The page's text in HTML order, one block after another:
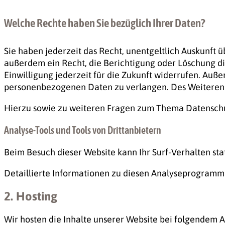
Welche Rechte haben Sie bezüglich Ihrer Daten?
Sie haben jederzeit das Recht, unentgeltlich Auskunft
außerdem ein Recht, die Berichtigung oder Löschung
Einwilligung jederzeit für die Zukunft widerrufen.
personenbezogenen Daten zu verlangen. Des
Hierzu sowie zu weiteren Fragen zum Thema
Analyse-Tools und Tools von Dritt­anbietern
Beim Besuch dieser Website kann Ihr Surf-Verhalten
Detaillierte Informationen zu diesen
2. Hosting
Wir hosten die Inhalte unserer Website bei folgendem